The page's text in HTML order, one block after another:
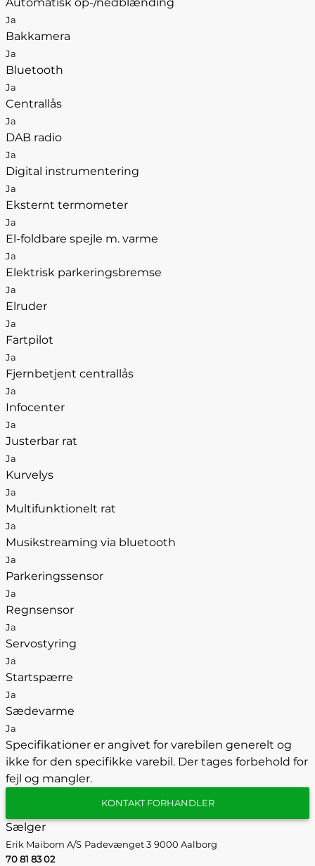
Ja
Bakkamera
Ja
Bluetooth
Ja
Centrallås
Ja
DAB radio
Ja
Digital instrumentering
Ja
Eksternt termometer
Ja
El-foldbare spejle m. varme
Ja
Elektrisk parkeringsbremse
Ja
Elruder
Ja
Fartpilot
Ja
Fjernbetjent centrallås
Ja
Infocenter
Ja
Justerbar rat
Ja
Kurvelys
Ja
Multifunktionelt rat
Ja
Musikstreaming via bluetooth
Ja
Parkeringssensor
Ja
Regnsensor
Ja
Servostyring
Ja
Startspærre
Ja
Sædevarme
Ja
Specifikationer er angivet for varebilen generelt og
ikke for den specifikke varebil. Der tages forbehold for
fejl og mangler.
KONTAKT FORHANDLER
Sælger
Erik Maibom A/S Padevænget 3 9000 Aalborg
70 81 83 02